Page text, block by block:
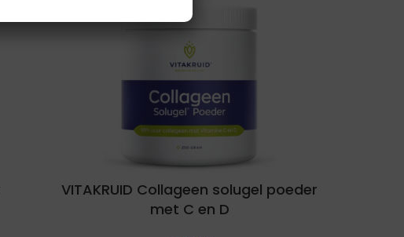
VITAKRUID Collageen solugel poeder
met C en D